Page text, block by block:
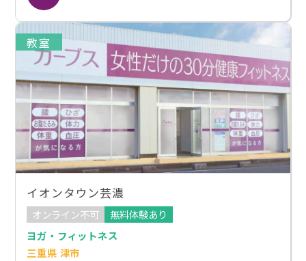
教室
イオンタウン芸濃
オンライン不可
無料体験あり
ヨガ・フィットネス
三重県 津市